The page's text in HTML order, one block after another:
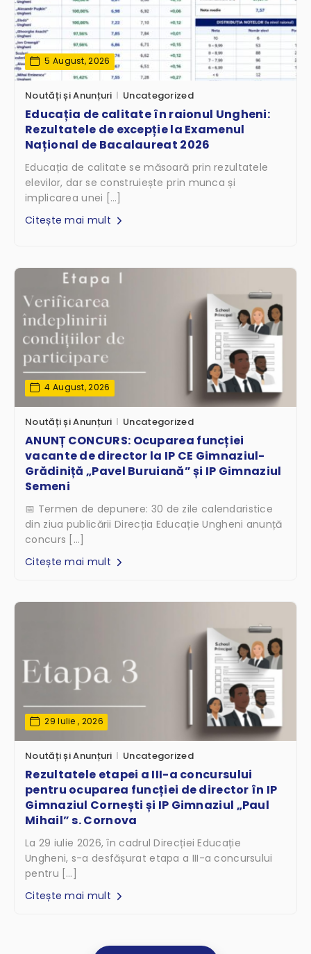
5 August, 2026
Noutăți și Anunțuri Uncategorized
Educația de calitate în raionul Ungheni:
Rezultatele de excepție la Examenul
Național de Bacalaureat 2026
Educația de calitate se măsoară prin rezultatele
elevilor, dar se construiește prin munca și
implicarea unei […]
Citește mai mult
4 August, 2026
Noutăți și Anunțuri Uncategorized
ANUNȚ CONCURS: Ocuparea funcției
vacante de director la IP CE Gimnaziul-
Grădiniță „Pavel Buruiană” și IP Gimnaziul
Semeni
📅 Termen de depunere: 30 de zile calendaristice
din ziua publicării Direcția Educație Ungheni anunță
concurs […]
Citește mai mult
29 Iulie , 2026
Noutăți și Anunțuri Uncategorized
Rezultatele etapei a III-a concursului
pentru ocuparea funcției de director în IP
Gimnaziul Cornești și IP Gimnaziul „Paul
Mihail” s. Cornova
La 29 iulie 2026, în cadrul Direcției Educație
Ungheni, s-a desfășurat etapa a III-a concursului
pentru […]
Citește mai mult